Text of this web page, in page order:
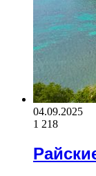
04.09.2025
1 218